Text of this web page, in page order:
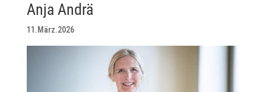
Anja Andrä
11.März.2026